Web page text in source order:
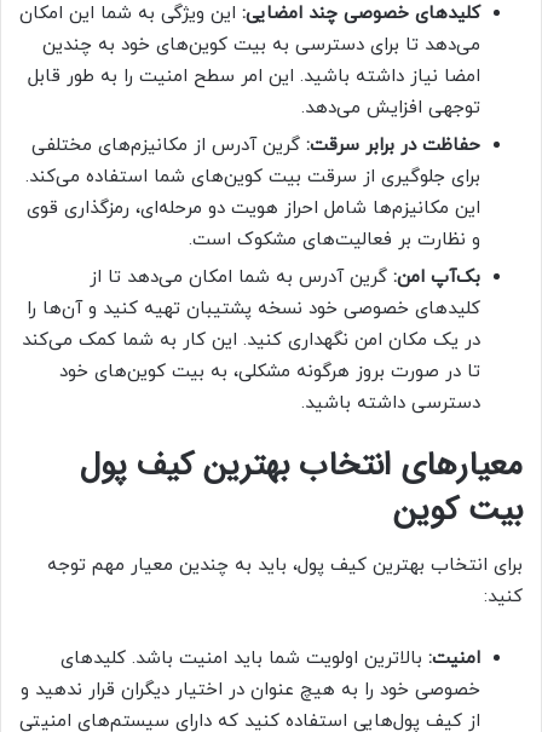
کلیدهای خصوصی چند امضایی: این ویژگی به شما این امکان
می‌دهد تا برای دسترسی به بیت کوین‌های خود به چندین
امضا نیاز داشته باشید. این امر سطح امنیت را به طور قابل
توجهی افزایش می‌دهد.
حفاظت در برابر سرقت: گرین آدرس از مکانیزم‌های مختلفی
برای جلوگیری از سرقت بیت کوین‌های شما استفاده می‌کند.
این مکانیزم‌ها شامل احراز هویت دو مرحله‌ای، رمزگذاری قوی
و نظارت بر فعالیت‌های مشکوک است.
بک‌آپ امن: گرین آدرس به شما امکان می‌دهد تا از
کلیدهای خصوصی خود نسخه پشتیبان تهیه کنید و آن‌ها را
در یک مکان امن نگهداری کنید. این کار به شما کمک می‌کند
تا در صورت بروز هرگونه مشکلی، به بیت کوین‌های خود
دسترسی داشته باشید.
معیارهای انتخاب بهترین کیف پول
بیت کوین
برای انتخاب بهترین کیف پول، باید به چندین معیار مهم توجه
کنید:
امنیت: بالاترین اولویت شما باید امنیت باشد. کلیدهای
خصوصی خود را به هیچ عنوان در اختیار دیگران قرار ندهید و
از کیف پول‌هایی استفاده کنید که دارای سیستم‌های امنیتی